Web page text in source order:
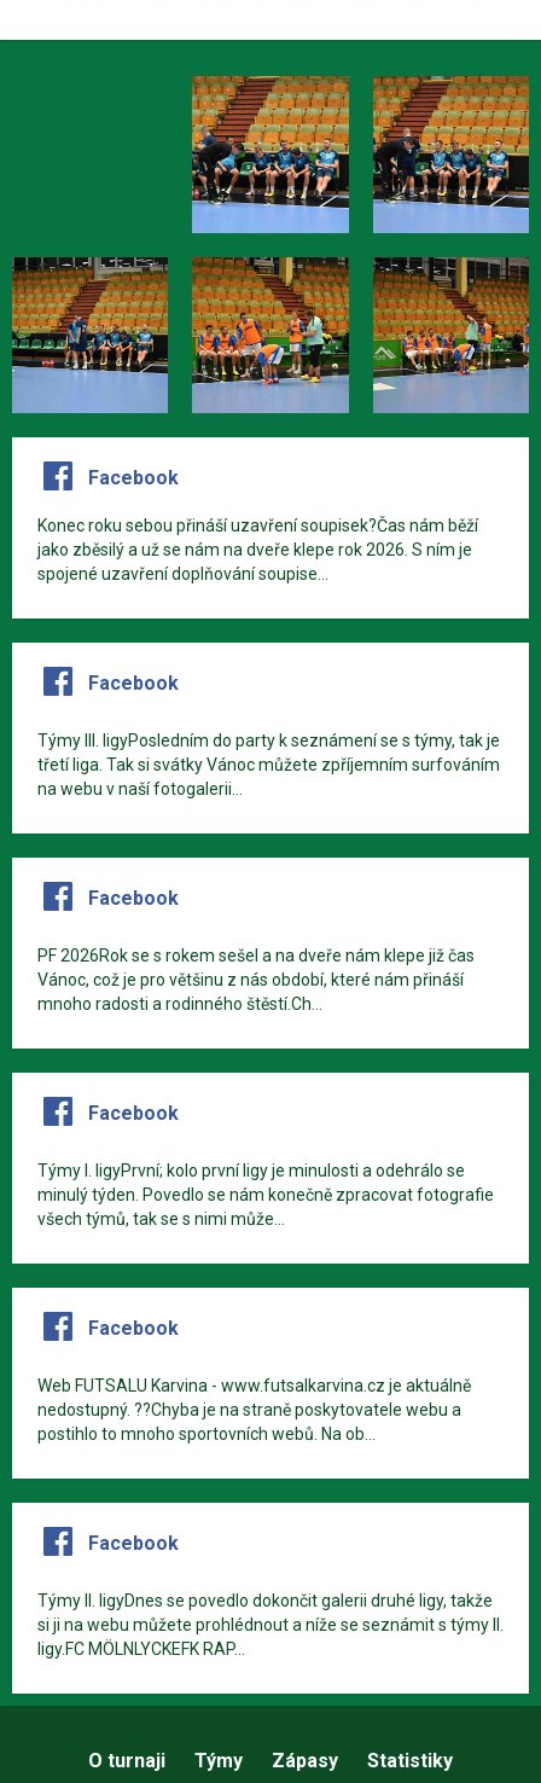
Facebook
Konec roku sebou přináší uzavření soupisek?Čas nám běží
jako zběsilý a už se nám na dveře klepe rok 2026. S ním je
spojené uzavření doplňování soupise...
Facebook
Týmy III. ligyPosledním do party k seznámení se s týmy, tak je
třetí liga. Tak si svátky Vánoc můžete zpříjemním surfováním
na webu v naší fotogalerii...
Facebook
PF 2026Rok se s rokem sešel a na dveře nám klepe již čas
Vánoc, což je pro většinu z nás období, které nám přináší
mnoho radosti a rodinného štěstí.Ch...
Facebook
Týmy I. ligyPrvní; kolo první ligy je minulosti a odehrálo se
minulý týden. Povedlo se nám konečně zpracovat fotografie
všech týmů, tak se s nimi může...
Facebook
Web FUTSALU Karvina - www.futsalkarvina.cz je aktuálně
nedostupný. ??Chyba je na straně poskytovatele webu a
postihlo to mnoho sportovních webů. Na ob...
Facebook
Týmy II. ligyDnes se povedlo dokončit galerii druhé ligy, takže
si ji na webu můžete prohlédnout a níže se seznámit s týmy II.
ligy.FC MÖLNLYCKEFK RAP...
O turnaji Týmy Zápasy Statistiky